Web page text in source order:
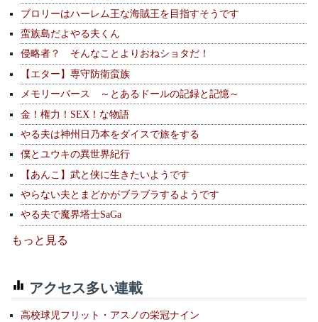
ブロリーはハーレム王な海賊王を目指すそうです
蛮族島だよやる夫くん
侵略者？ そんなことよりおねショタだ！
【エター】専守防衛蛮族
メモリーバース ～とあるドールの記録と記憶～
金！権力！SEX！な物語
やる夫は神州日乃本をダイスで旅をする
僕とユウキの異世界紀行
【あんこ】武と侠に生きたいようです
やらない夫とまどかがブラブラするようです
やる夫で魔界塔士SaGa
もっと見る
アクセス多い連載
高校球児フリット・アスノの栄冠ナイン